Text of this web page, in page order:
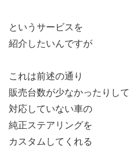
というサービスを
紹介したいんですが
これは前述の通り
販売台数が少なかったりして
対応していない車の
純正ステアリングを
カスタムしてくれる